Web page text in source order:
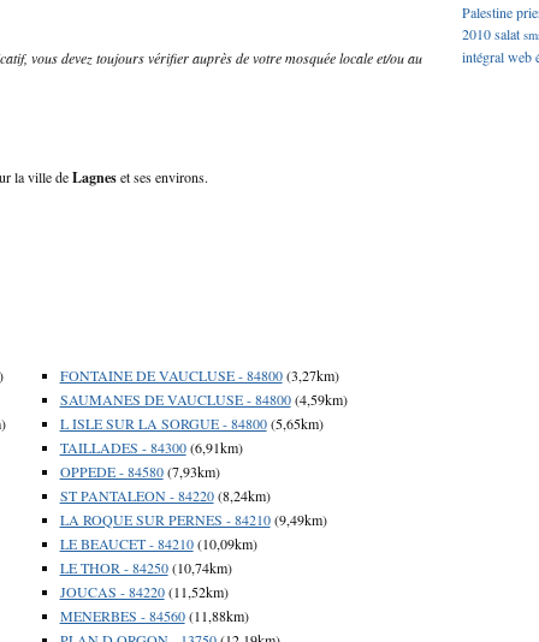
vous devez toujours vérifier auprès de votre mosquée locale et/ou au
la ville deLagneset ses environs.
FONTAINE DE VAUCLUSE - 84800(3,27km)
SAUMANES DE VAUCLUSE - 84800(4,59km)
L ISLE SUR LA SORGUE - 84800(5,65km)
TAILLADES - 84300(6,91km)
OPPEDE - 84580(7,93km)
ST PANTALEON - 84220(8,24km)
LA ROQUE SUR PERNES - 84210(9,49km)
LE BEAUCET - 84210(10,09km)
LE THOR - 84250(10,74km)
JOUCAS - 84220(11,52km)
MENERBES - 84560(11,88km)
Palestine
2010salat
intégralweb